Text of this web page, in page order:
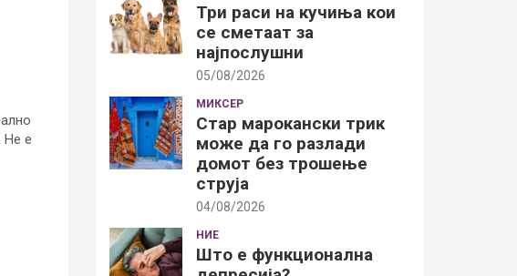
Не е
Три раси на кучиња кои
се сметаат за
најпослушни
05/08/2026
МИКСЕР
Стар марокански трик
може да го разлади
домот без трошење
струја
04/08/2026
НИЕ
Што е функционална